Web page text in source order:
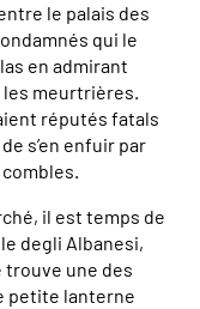
le palais des
qui le
en admirant
les meurtrières.
réputés fatals
s’en enfuir par
il est temps de
degli Albanesi,
trouve une des
petite lanterne